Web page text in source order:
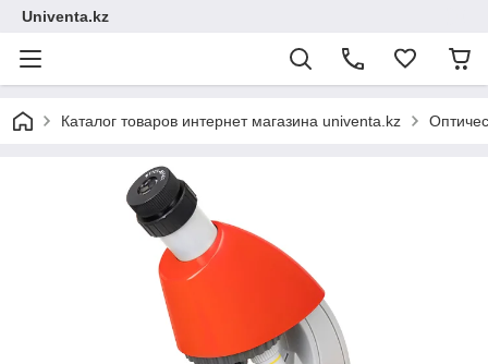
Univenta.kz
Каталог товаров интернет магазина univenta.kz